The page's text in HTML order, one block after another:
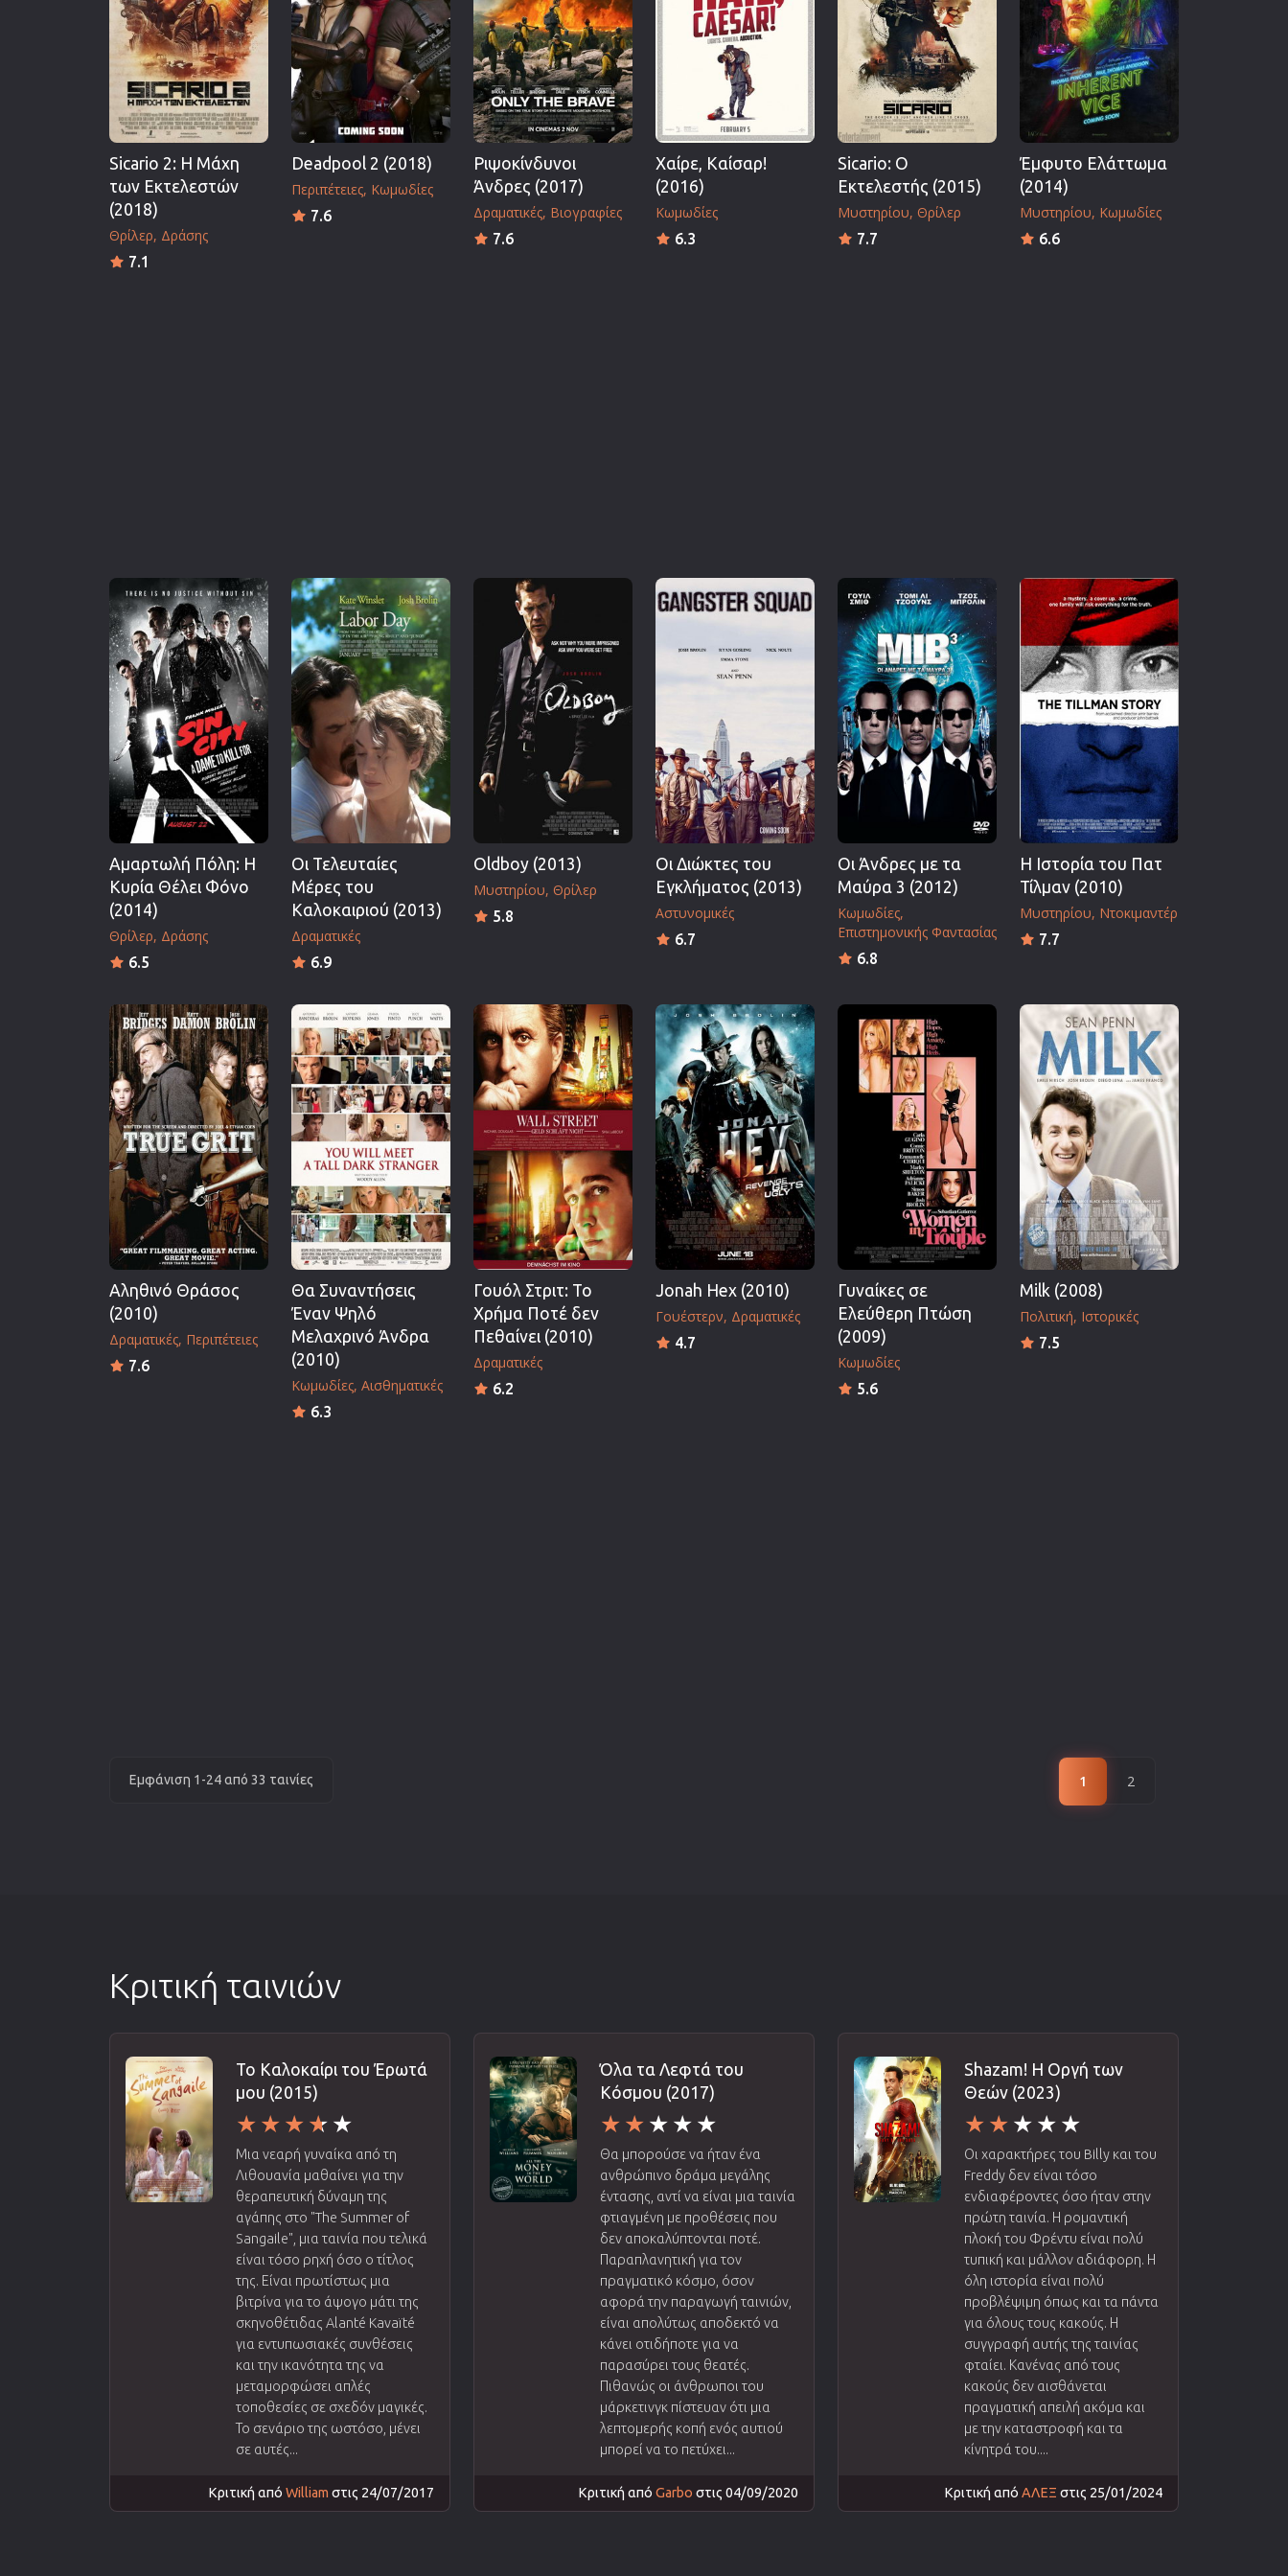
Sicario 2: Η Μάχη
των Εκτελεστών
(2018)
Θρίλερ Δράσης
7.1
Deadpool 2 (2018)
Περιπέτειες Κωμωδίες
7.6
Ριψοκίνδυνοι
Άνδρες (2017)
Δραματικές Βιογραφίες
7.6
Χαίρε, Καίσαρ!
(2016)
Κωμωδίες
6.3
Sicario: Ο
Εκτελεστής (2015)
Μυστηρίου Θρίλερ
7.7
Έμφυτο Ελάττωμα
(2014)
Μυστηρίου Κωμωδίες
6.6
Αμαρτωλή Πόλη: Η
Κυρία Θέλει Φόνο
(2014)
Θρίλερ Δράσης
6.5
Οι Τελευταίες
Μέρες του
Καλοκαιριού (2013)
Δραματικές
6.9
Oldboy (2013)
Μυστηρίου Θρίλερ
5.8
Οι Διώκτες του
Εγκλήματος (2013)
Αστυνομικές
6.7
Οι Άνδρες με τα
Μαύρα 3 (2012)
Κωμωδίες
Επιστημονικής Φαντασίας
6.8
Η Ιστορία του Πατ
Τίλμαν (2010)
Μυστηρίου Ντοκιμαντέρ
7.7
Αληθινό Θράσος
(2010)
Δραματικές Περιπέτειες
7.6
Θα Συναντήσεις
Έναν Ψηλό
Μελαχρινό Άνδρα
(2010)
Κωμωδίες Αισθηματικές
6.3
Γουόλ Στριτ: Το
Χρήμα Ποτέ δεν
Πεθαίνει (2010)
Δραματικές
6.2
Jonah Hex (2010)
Γουέστερν Δραματικές
4.7
Γυναίκες σε
Ελεύθερη Πτώση
(2009)
Κωμωδίες
5.6
Milk (2008)
Πολιτική Ιστορικές
7.5
Εμφάνιση 1-24 από 33 ταινίες 1 2
Κριτική ταινιών
Το Καλοκαίρι του Έρωτά
μου (2015)
Μια νεαρή γυναίκα από τη
Λιθουανία μαθαίνει για την
θεραπευτική δύναμη της
αγάπης στο "The Summer of
Sangaile", μια ταινία που τελικά
είναι τόσο ρηχή όσο ο τίτλος
της. Είναι πρωτίστως μια
βιτρίνα για το άψογο μάτι της
σκηνοθέτιδας Alanté Kavaïté
για εντυπωσιακές συνθέσεις
και την ικανότητα της να
μεταμορφώσει απλές
τοποθεσίες σε σχεδόν μαγικές.
Το σενάριο της ωστόσο, μένει
σε αυτές...
Κριτική από William στις 24/07/2017
Όλα τα Λεφτά του
Κόσμου (2017)
Θα μπορούσε να ήταν ένα
ανθρώπινο δράμα μεγάλης
έντασης, αντί να είναι μια ταινία
φτιαγμένη με προθέσεις που
δεν αποκαλύπτονται ποτέ.
Παραπλανητική για τον
πραγματικό κόσμο, όσον
αφορά την παραγωγή ταινιών,
είναι απολύτως αποδεκτό να
κάνει οτιδήποτε για να
παρασύρει τους θεατές.
Πιθανώς οι άνθρωποι του
μάρκετινγκ πίστευαν ότι μια
λεπτομερής κοπή ενός αυτιού
μπορεί να το πετύχει...
Κριτική από Garbo στις 04/09/2020
Shazam! Η Οργή των
Θεών (2023)
Οι χαρακτήρες του Billy και του
Freddy δεν είναι τόσο
ενδιαφέροντες όσο ήταν στην
πρώτη ταινία. Η ρομαντική
πλοκή του Φρέντυ είναι πολύ
τυπική και μάλλον αδιάφορη. Η
όλη ιστορία είναι πολύ
προβλέψιμη όπως και τα πάντα
για όλους τους κακούς. Η
συγγραφή αυτής της ταινίας
φταίει. Κανένας από τους
κακούς δεν αισθάνεται
πραγματική απειλή ακόμα και
με την καταστροφή και τα
κίνητρά του....
Κριτική από ΑΛΕΞ στις 25/01/2024